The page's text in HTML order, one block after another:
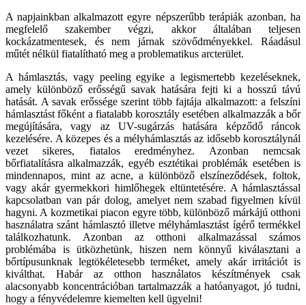
A napjainkban alkalmazott egyre népszerűbb terápiák azonban, ha
megfelelő szakember végzi, akkor általában teljesen
kockázatmentesek, és nem járnak szövődményekkel. Ráadásul
műtét nélkül fiatalítható meg a problematikus arcterület.
A hámlasztás, vagy peeling egyike a legismertebb kezeléseknek,
amely különböző erősségű savak hatására fejti ki a hosszú távú
hatását. A savak erőssége szerint több fajtája alkalmazott: a felszíni
hámlasztást főként a fiatalabb korosztály esetében alkalmazzák a bőr
megújítására, vagy az UV-sugárzás hatására képződő ráncok
kezelésére. A közepes és a mélyhámlasztás az idősebb korosztálynál
vezet sikeres, fiatalos eredményhez. Azonban nemcsak
bőrfiatalításra alkalmazzák, egyéb esztétikai problémák esetében is
mindennapos, mint az acne, a különböző elszíneződések, foltok,
vagy akár gyermekkori himlőhegek eltüntetésére. A hámlasztással
kapcsolatban van pár dolog, amelyet nem szabad figyelmen kívül
hagyni. A kozmetikai piacon egyre több, különböző márkájú otthoni
használatra szánt hámlasztó illetve mélyhámlasztást ígérő termékkel
találkozhatunk. Azonban az otthoni alkalmazással számos
problémába is ütközhetünk, hiszen nem könnyű kiválasztani a
bőrtípusunknak legtökéletesebb terméket, amely akár irritációt is
kiválthat. Habár az otthon használatos készítmények csak
alacsonyabb koncentrációban tartalmazzák a hatóanyagot, jó tudni,
hogy a fényvédelemre kiemelten kell ügyelni!